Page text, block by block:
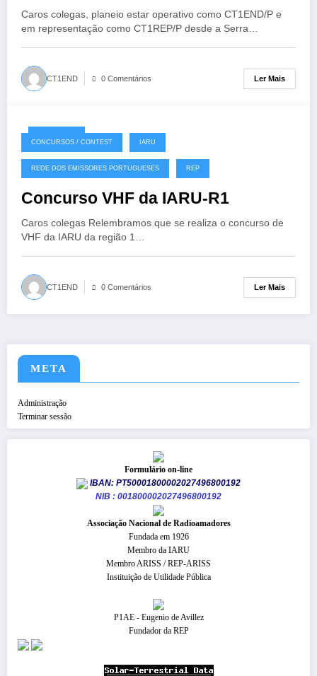
Caros colegas, planeio estar operativo como CT1END/P e
em representação como CT1REP/P desde a Serra…
CT1END 0 Comentários Ler Mais
02/09/2020
CONCURSOS / CONTEST IARU
REDE DOS EMISSORES PORTUGUESES REP
Concurso VHF da IARU-R1
Caros colegas Relembramos que se realiza o concurso de
VHF da IARU da região 1…
CT1END 0 Comentários Ler Mais
META
Administração
Terminar sessão
Formulário on-line
IBAN: PT50001800002027496800192
NIB : 001800002027496800192
​Associação Nacional de Radioamadores
Fundada em 1926
Membro da IARU
Membro ARISS / REP-ARISS
Instituição de Utilidade Pública
P1AE - Eugenio de Avillez
Fundador da REP